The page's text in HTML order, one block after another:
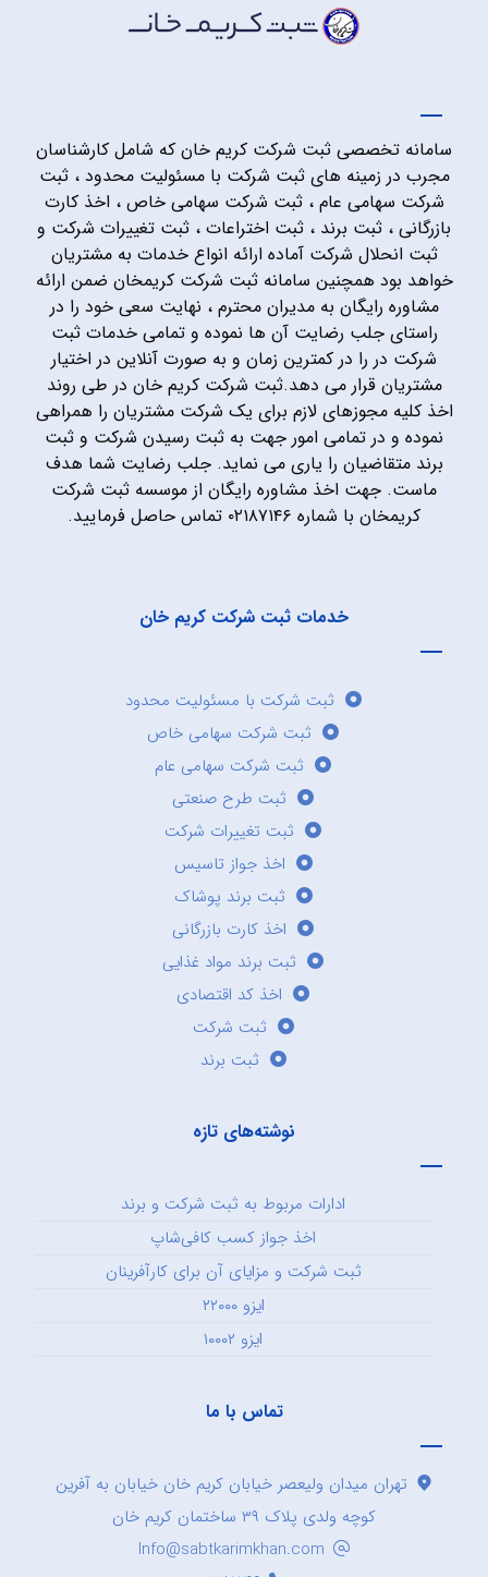
سامانه تخصصی ثبت شرکت کریم خان که شامل کارشناسان
مجرب در زمینه های ثبت شرکت با مسئولیت محدود ، ثبت
شرکت سهامی عام ، ثبت شرکت سهامی خاص ، اخذ کارت
بازرگانی ، ثبت برند ، ثبت اختراعات ، ثبت تغییرات شرکت و
ثبت انحلال شرکت آماده ارائه انواع خدمات به مشتریان
خواهد بود همچنین سامانه ثبت شرکت کریمخان ضمن ارائه
مشاوره رایگان به مدیران محترم ، نهایت سعی خود را در
راستای جلب رضایت آن ها نموده و تمامی خدمات ثبت
شرکت در را در کمترین زمان و به صورت آنلاین در اختیار
مشتریان قرار می دهد.ثبت شرکت کریم خان در طی روند
اخذ کلیه مجوزهای لازم برای یک شرکت مشتریان را همراهی
نموده و در تمامی امور جهت به ثبت رسیدن شرکت و ثبت
برند متقاضیان را یاری می نماید. جلب رضایت شما هدف
ماست. جهت اخذ مشاوره رایگان از موسسه ثبت شرکت
کریمخان با شماره ۰۲۱۸۷۱۴۶ تماس حاصل فرمایید.
خدمات ثبت شرکت کریم خان
ثبت شرکت با مسئولیت محدود
ثبت شرکت سهامی خاص
ثبت شرکت سهامی عام
ثبت طرح صنعتی
ثبت تغییرات شرکت
اخذ جواز تاسیس
ثبت برند پوشاک
اخذ کارت بازرگانی
ثبت برند مواد غذایی
اخذ کد اقتصادی
ثبت شرکت
ثبت برند
نوشته‌های تازه
ادارات مربوط به ثبت شرکت و برند
اخذ جواز کسب کافی‌شاپ
ثبت شرکت و مزایای آن برای کارآفرینان
ایزو ۲۲۰۰۰
ایزو ۱۰۰۰۲
تماس با ما
تهران میدان ولیعصر خیابان کریم خان خیابان به آفرین
کوچه ولدی پلاک ۳۹ ساختمان کریم خان
Info@sabtkarimkhan.com